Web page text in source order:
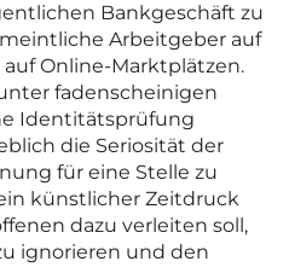
Bankgeschäft zu
Arbeitgeber auf
Online-Marktplätzen.
fadenscheinigen
Identitätsprüfung
die Seriosität der
für eine Stelle zu
künstlicher Zeitdruck
dazu verleiten soll,
ignorieren und den